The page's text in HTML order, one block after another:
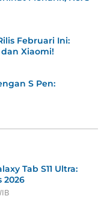
Februari Ini:
Xiaomi!
S Pen:
Tab S11 Ultra:
2026